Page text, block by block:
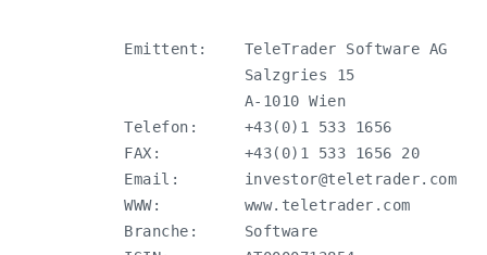
Emittent:    TeleTrader Software AG
             Salzgries 15
             A-1010 Wien
Telefon:     +43(0)1 533 1656
FAX:         +43(0)1 533 1656 20
Email: investor@teletrader.com
WWW:         www.teletrader.com
Branche:     Software